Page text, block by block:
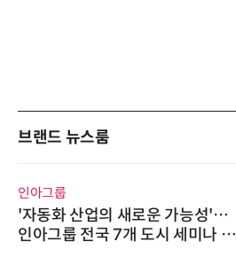
브랜드 뉴스룸
인아그룹
'자동화 산업의 새로운 가능성'…
인아그룹 전국 7개 도시 세미나 페